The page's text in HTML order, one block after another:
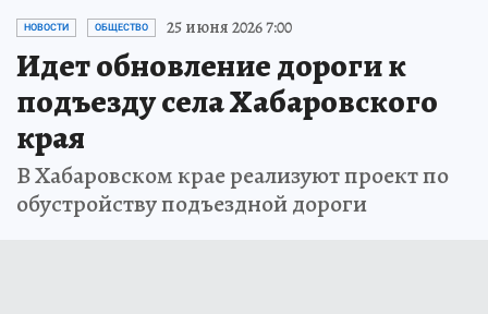
НОВОСТИ ОБЩЕСТВО 25 июня 2026 7:00
Идет обновление дороги к
подъезду села Хабаровского
края
В Хабаровском крае реализуют проект по
обустройству подъездной дороги